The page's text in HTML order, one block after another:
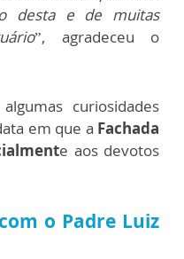
desta e de muitas
”, agradeceu o
curiosidades
em que a Fachada
e aos devotos
o Padre Luiz